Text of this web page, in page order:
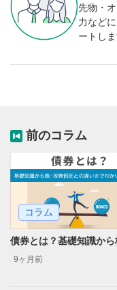
先物・
力など
ートしま
前のコラム
コラム
9ヶ月前